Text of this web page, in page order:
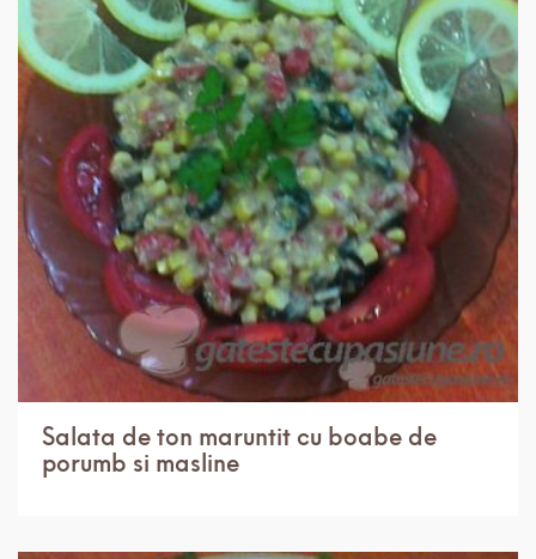
IN 30 MIN. USOR 4 PORTII
Salata de ton maruntit cu boabe de
porumb si masline